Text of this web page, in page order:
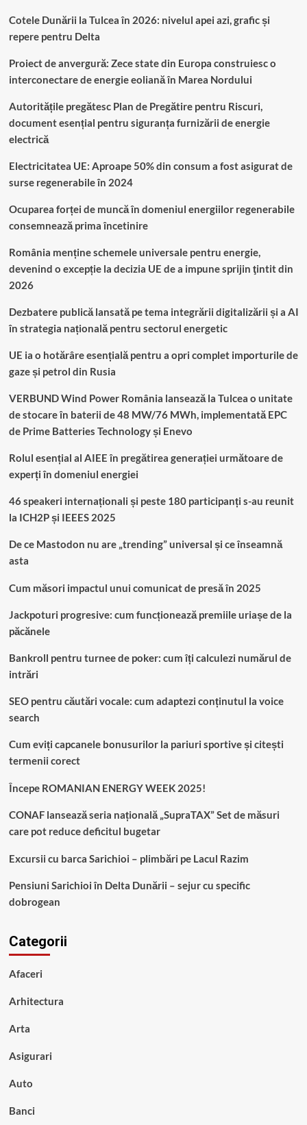
Cotele Dunării la Tulcea în 2026: nivelul apei azi, grafic și
repere pentru Delta
Proiect de anvergură: Zece state din Europa construiesc o
interconectare de energie eoliană în Marea Nordului
Autoritățile pregătesc Plan de Pregătire pentru Riscuri,
document esențial pentru siguranța furnizării de energie
electrică
Electricitatea UE: Aproape 50% din consum a fost asigurat de
surse regenerabile în 2024
Ocuparea forței de muncă în domeniul energiilor regenerabile
consemnează prima încetinire
România menține schemele universale pentru energie,
devenind o excepție la decizia UE de a impune sprijin ţintit din
2026
Dezbatere publică lansată pe tema integrării digitalizării și a AI
în strategia națională pentru sectorul energetic
UE ia o hotărâre esențială pentru a opri complet importurile de
gaze și petrol din Rusia
VERBUND Wind Power România lansează la Tulcea o unitate
de stocare în baterii de 48 MW/76 MWh, implementată EPC
de Prime Batteries Technology și Enevo
Rolul esențial al AIEE în pregătirea generației următoare de
experți în domeniul energiei
46 speakeri internaționali și peste 180 participanți s-au reunit
la ICH2P și IEEES 2025
De ce Mastodon nu are „trending” universal și ce înseamnă
asta
Cum măsori impactul unui comunicat de presă în 2025
Jackpoturi progresive: cum funcționează premiile uriașe de la
păcănele
Bankroll pentru turnee de poker: cum îți calculezi numărul de
intrări
SEO pentru căutări vocale: cum adaptezi conținutul la voice
search
Cum eviți capcanele bonusurilor la pariuri sportive și citești
termenii corect
Începe ROMANIAN ENERGY WEEK 2025!
CONAF lansează seria națională „SupraTAX” Set de măsuri
care pot reduce deficitul bugetar
Excursii cu barca Sarichioi – plimbări pe Lacul Razim
Pensiuni Sarichioi în Delta Dunării – sejur cu specific
dobrogean
Categorii
Afaceri
Arhitectura
Arta
Asigurari
Auto
Banci